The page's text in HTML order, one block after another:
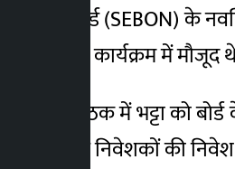
प्रतिभूति बोर्ड (SEBON) के
आयोजित एक कार्यक्रम में
की बैठक में भट्टा को
दिया कि वह निवेशकों की